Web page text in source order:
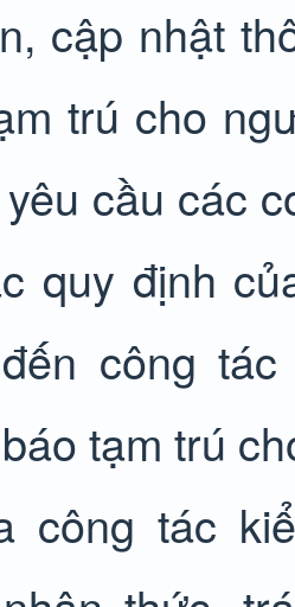
cập nhật
trú cho
cầu các
quy định
công
tạm trú
công tác